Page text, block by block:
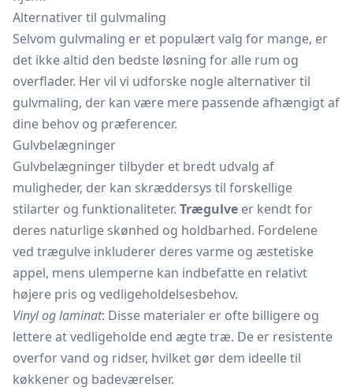
Alternativer til gulvmaling
Selvom gulvmaling er et populært valg for mange, er
det ikke altid den bedste løsning for alle rum og
overflader. Her vil vi udforske nogle alternativer til
gulvmaling, der kan være mere passende afhængigt af
dine behov og præferencer.
Gulvbelægninger
Gulvbelægninger tilbyder et bredt udvalg af
muligheder, der kan skræddersys til forskellige
stilarter og funktionaliteter. Trægulve er kendt for
deres naturlige skønhed og holdbarhed. Fordelene
ved trægulve inkluderer deres varme og æstetiske
appel, mens ulemperne kan indbefatte en relativt
højere pris og vedligeholdelsesbehov.
Vinyl og laminat: Disse materialer er ofte billigere og
lettere at vedligeholde end ægte træ. De er resistente
overfor vand og ridser, hvilket gør dem ideelle til
køkkener og badeværelser.